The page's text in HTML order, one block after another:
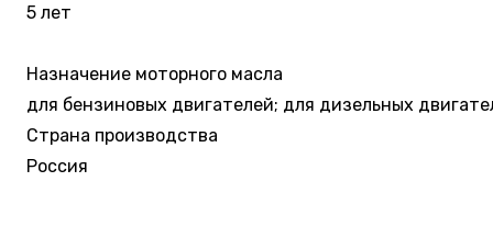
5 лет
Назначение моторного масла
для бензиновых двигателей; для дизельных
Страна производства
Россия